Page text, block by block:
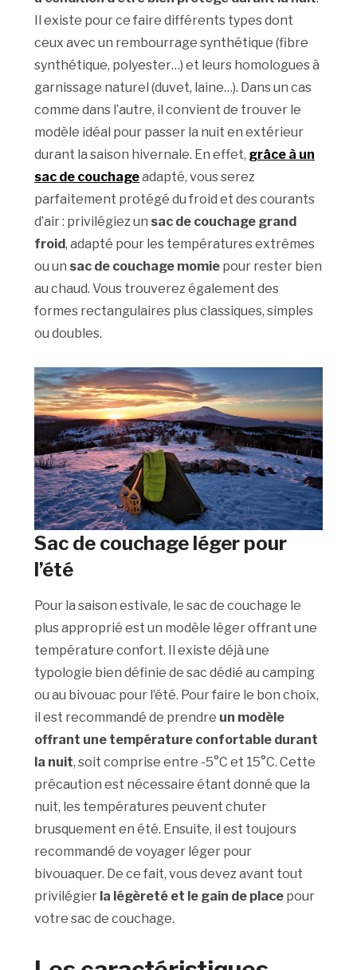
Il existe pour ce faire différents types dont
ceux avec un rembourrage synthétique (fibre
synthétique, polyester…) et leurs homologues à
garnissage naturel (duvet, laine…). Dans un cas
comme dans l’autre, il convient de trouver le
modèle idéal pour passer la nuit en extérieur
durant la saison hivernale. En effet, grâce à un
sac de couchageadapté, vous serez
parfaitement protégé du froid et des courants
d’air : privilégiez un sac de couchage grand
froid, adapté pour les températures extrêmes
ou un sac de couchage momie pour rester bien
au chaud. Vous trouverez également des
formes rectangulaires plus classiques, simples
ou doubles.
Sac de couchage léger pour
l’été
Pour la saison estivale, le sac de couchage le
plus approprié est un modèle léger offrant une
température confort. Il existe déjà une
typologie bien définie de sac dédié au camping
ou au bivouac pour l’été. Pour faire le bon choix,
il est recommandé de prendre un modèle
offrant une température confortable durant
la nuit, soit comprise entre -5°C et 15°C. Cette
précaution est nécessaire étant donné que la
nuit, les températures peuvent chuter
brusquement en été. Ensuite, il est toujours
recommandé de voyager léger pour
bivouaquer. De ce fait, vous devez avant tout
privilégier la légèreté et le gain de place pour
votre sac de couchage.